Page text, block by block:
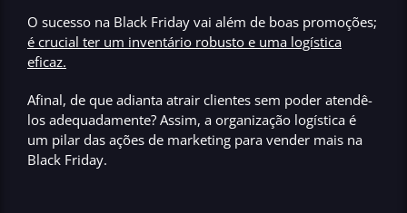
O sucesso na Black Friday vai além de boas promoções;
é crucial ter um inventário robusto e uma logística
eficaz.
Afinal, de que adianta atrair clientes sem poder atendê-
los adequadamente? Assim, a organização logística é
um pilar das ações de marketing para vender mais na
Black Friday.